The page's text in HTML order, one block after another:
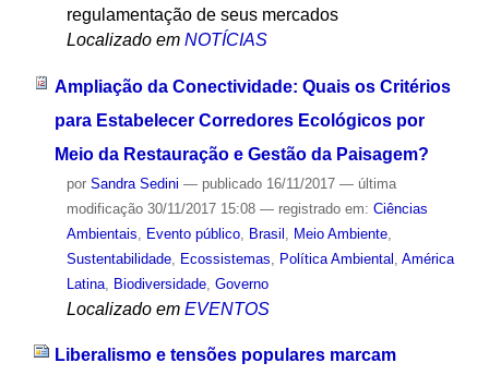
regulamentação de seus mercados
Localizado em NOTÍCIAS
Ampliação da Conectividade: Quais os Critérios
para Estabelecer Corredores Ecológicos por
Meio da Restauração e Gestão da Paisagem?
por Sandra Sedini — publicado16/11/2017 — última
modificação30/11/2017 15:08 — registrado em: Ciências
Ambientais
Evento público, Brasil Meio Ambiente,
Sustentabilidade, Ecossistemas Política Ambiental América
Latina, Biodiversidade, Governo
Localizado em EVENTOS
Liberalismo e tensões populares marcam